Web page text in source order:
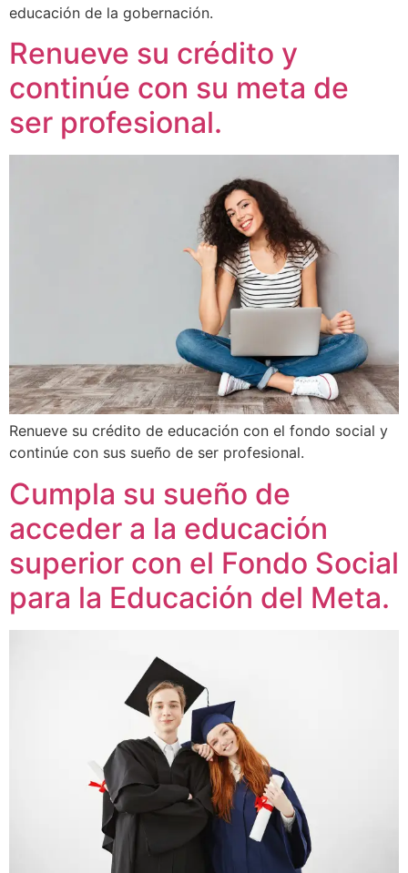
educación de la gobernación.
Renueve su crédito y
continúe con su meta de
ser profesional.
Renueve su crédito de educación con el fondo social y
continúe con sus sueño de ser profesional.
Cumpla su sueño de
acceder a la educación
superior con el Fondo Social
para la Educación del Meta.